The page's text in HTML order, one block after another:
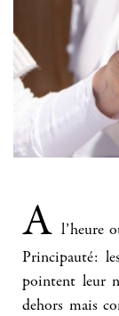
A l’heure
Principauté:
pointent leur
dehors mais